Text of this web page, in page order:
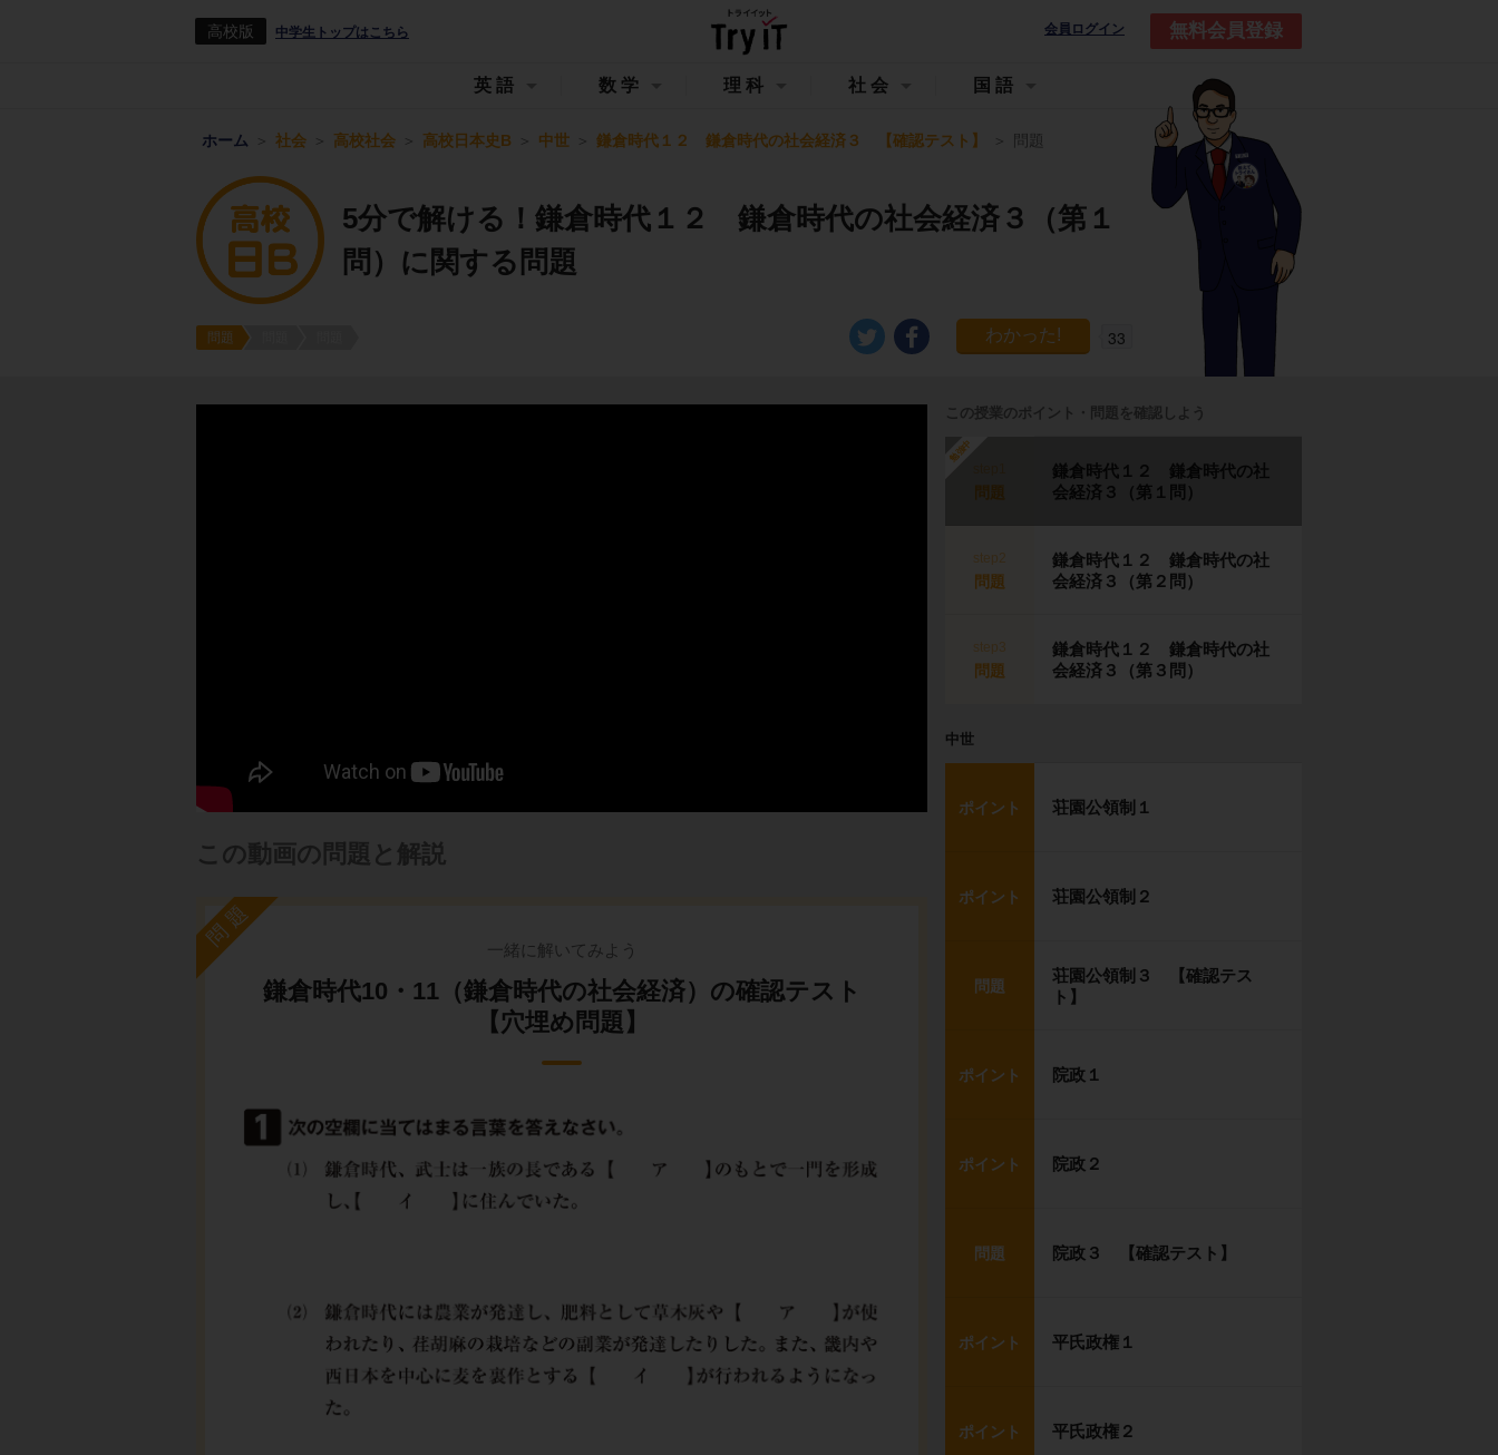
高校版 中学生トップはこちら 会員ログイン 無料会員登録
英語 数学 理科 社会 国語
ホーム 社会 高校社会 高校日本史B 中世 鎌倉時代１２ 鎌倉時代の社会経済３ 【確認テスト】 問題
5分で解ける！鎌倉時代１２ 鎌倉時代の社会経済３（第１
問）に関する問題
問題 33
この動画の問題と解説
問題 一緒に解いてみよう
鎌倉時代10・11（鎌倉時代の社会経済）の確認テスト
【穴埋め問題】
この授業のポイント・問題を確認しよう
勉強中
問題
鎌倉時代１２ 鎌倉時代の社
会経済３（第１問）
step2
問題
鎌倉時代１２ 鎌倉時代の社
会経済３（第２問）
step3
問題
鎌倉時代１２ 鎌倉時代の社
会経済３（第３問）
中世
ポイント 荘園公領制１
ポイント 荘園公領制２
問題
荘園公領制３ 【確認テス
ト】
ポイント 院政１
ポイント 院政２
問題 院政３ 【確認テスト】
ポイント 平氏政権１
ポイント 平氏政権２